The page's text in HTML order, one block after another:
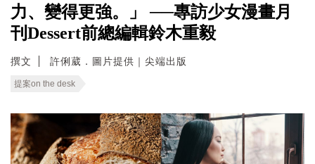
力、變得更強。」 ──專訪少女漫畫月
刊Dessert前總編輯鈴木重毅
撰文 許俐葳．圖片提供｜尖端出版
提案on the desk